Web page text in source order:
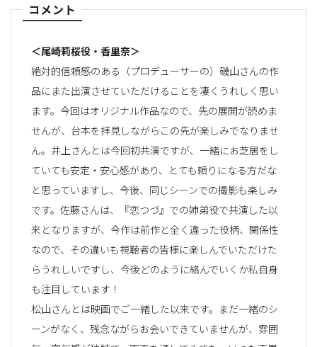
コメント
＜尾崎莉桜役・香里奈＞
絶対的信頼感のある（プロデューサーの）磯山さんの作
品にまた出演させていただけることを凄くうれしく思い
ます。今回はオリジナル作品なので、先の展開が読めま
せんが、台本を拝見しながらこの先が楽しみでなりませ
ん。井上さんとは今回初共演ですが、一緒にお芝居をし
ていても安定・安心感があり、とても頼りになる方だな
と思っていますし、今後、同じシーンでの撮影も楽しみ
です。佐藤さんは、『恋つづ』での姉弟役で共演した以
来となりますが、今作は前作と全く違った役柄、関係性
なので、その違いも視聴者の皆様に楽しんでいただけた
らうれしいですし、今後どのように絡んでいくか私自身
も注目しています！
松山さんとは映画でご一緒した以来です。まだ一緒のシ
ーンがなく、残念ながらお会いできていませんが、雰囲